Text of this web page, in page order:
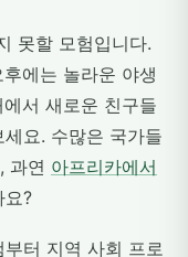
못할 모험입니다.
에는 놀라운 야생
서 새로운 친구들
요. 수많은 국가들
과연 아프리카에서
요?
터 지역 사회 프로